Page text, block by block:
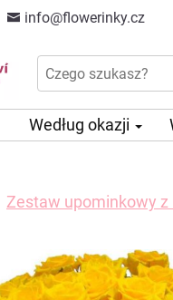
info@flowerinky.cz
Według okazji
Zestaw upominkowy z